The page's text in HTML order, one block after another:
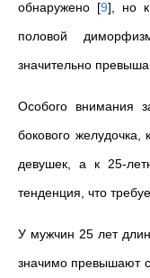
обнаружено [9] , но
половой
значительно
Особого внимания
бокового
девушек, а к 25-
тенденция, что
У мужчин 25 лет
значимо превышают